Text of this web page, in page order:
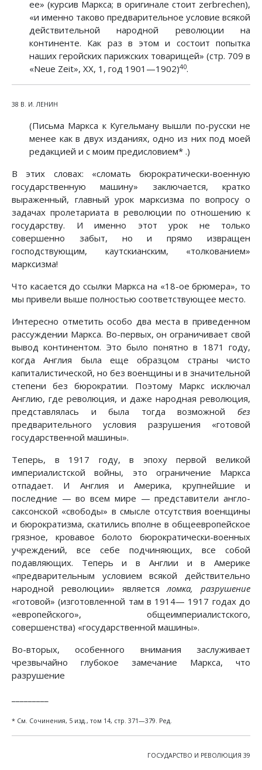
ее» (курсив Маркса; в оригинале стоит zerbrechen),
«и именно таково предварительное условие всякой
действительной народной революции на
континенте. Как раз в этом и состоит попытка
наших геройских парижских товарищей» (стр. 709 в
«Neue Zeit», XX, 1, год 1901—1902)40.
38 В. И. ЛЕНИН
(Письма Маркса к Кугельману вышли по-русски не
менее как в двух изданиях, одно из них под моей
редакцией и с моим предисловием* .)
В этих словах: «сломать бюрократически-военную
государственную машину» заключается, кратко
выраженный, главный урок марксизма по вопросу о
задачах пролетариата в революции по отношению к
государству. И именно этот урок не только
совершенно забыт, но и прямо извращен
господствующим, каутскианским, «толкованием»
марксизма!
Что касается до ссылки Маркса на «18-ое брюмера», то
мы привели выше полностью соответствующее место.
Интересно отметить особо два места в приведенном
рассуждении Маркса. Во-первых, он ограничивает свой
вывод континентом. Это было понятно в 1871 году,
когда Англия была еще образцом страны чисто
капиталистической, но без военщины и в значительной
степени без бюрократии. Поэтому Маркс исключал
Англию, где революция, и даже народная революция,
представлялась и была тогда возможной без
предварительного условия разрушения «готовой
государственной машины».
Теперь, в 1917 году, в эпоху первой великой
империалистской войны, это ограничение Маркса
отпадает. И Англия и Америка, крупнейшие и
последние — во всем мире — представители англо-
саксонской «свободы» в смысле отсутствия военщины
и бюрократизма, скатились вполне в общеевропейское
грязное, кровавое болото бюрократически-военных
учреждений, все себе подчиняющих, все собой
подавляющих. Теперь и в Англии и в Америке
«предварительным условием всякой действительно
народной революции» являетсяломка, разрушение
«готовой» (изготовленной там в 1914— 1917 годах до
«европейского», общеимпериалистского,
совершенства) «государственной машины».
Во-вторых, особенного внимания заслуживает
чрезвычайно глубокое замечание Маркса, что
разрушение
* См. Сочинения, 5 изд., том 14, стр. 371—379. Ред.
ГОСУДАРСТВО И РЕВОЛЮЦИЯ 39